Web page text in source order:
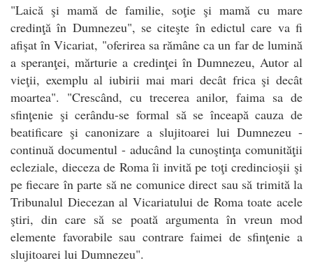
"Laică şi mamă de familie, soţie şi mamă cu mare
credinţă în Dumnezeu", se citeşte în edictul care va fi
afişat în Vicariat, "oferirea sa rămâne ca un far de lumină
a speranţei, mărturie a credinţei în Dumnezeu, Autor al
vieţii, exemplu al iubirii mai mari decât frica şi decât
moartea". "Crescând, cu trecerea anilor, faima sa de
sfinţenie şi cerându-se formal să se înceapă cauza de
beatificare şi canonizare a slujitoarei lui Dumnezeu -
continuă documentul - aducând la cunoştinţa comunităţii
ecleziale, dieceza de Roma îi invită pe toţi credincioşii şi
pe fiecare în parte să ne comunice direct sau să trimită la
Tribunalul Diecezan al Vicariatului de Roma toate acele
ştiri, din care să se poată argumenta în vreun mod
elemente favorabile sau contrare faimei de sfinţenie a
slujitoarei lui Dumnezeu".